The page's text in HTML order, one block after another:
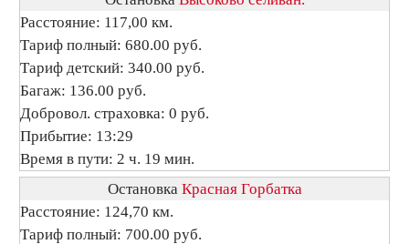
Расстояние: 117,00 км.
Тариф полный: 680.00 руб.
Тариф детский: 340.00 руб.
Багаж: 136.00 руб.
Добровол. страховка: 0 руб.
Прибытие: 13:29
Время в пути: 2 ч. 19 мин.
Остановка Красная Горбатка
Расстояние: 124,70 км.
Тариф полный: 700.00 руб.